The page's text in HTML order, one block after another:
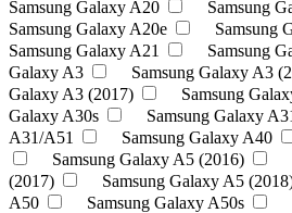
Samsung Galaxy A20
Samsung
Samsung Galaxy A20e
Samsung
Samsung Galaxy A21
Samsung
Galaxy A3
Samsung Galaxy A3
Galaxy A3 (2017)
Samsung
Galaxy A30s
Samsung Galaxy
A31/A51
Samsung Galaxy A40
Samsung Galaxy A5 (2016)
(2017)
Samsung Galaxy A5
A50
Samsung Galaxy A50s